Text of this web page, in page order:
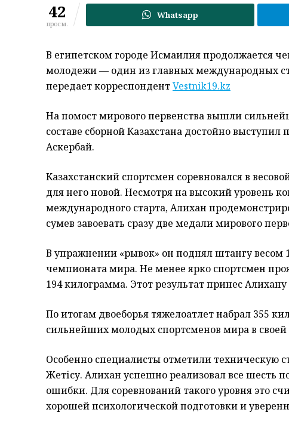
42
просм.
Whatsapp
В египетском городе Исмаилия продолжается
молодежи — один из главных международных
передает корреспондентVestnik19.kz
На помост мирового первенства вышли
составе сборной Казахстана достойно выступил
Аскербай.
Казахстанский спортсмен соревновался в
для него новой. Несмотря на высокий уровень
международного старта, Алихан
сумев завоевать сразу две медали мирового
В упражнении «рывок» он поднял штангу
чемпионата мира. Не менее ярко спортсмен
194 килограмма. Этот результат принес
По итогам двоеборья тяжелоатлет набрал 355
сильнейших молодых спортсменов мира в своей
Особенно специалисты отметили техническую
Жетісу. Алихан успешно реализовал все шесть
ошибки. Для соревнований такого уровня это
хорошей психологической подготовки и